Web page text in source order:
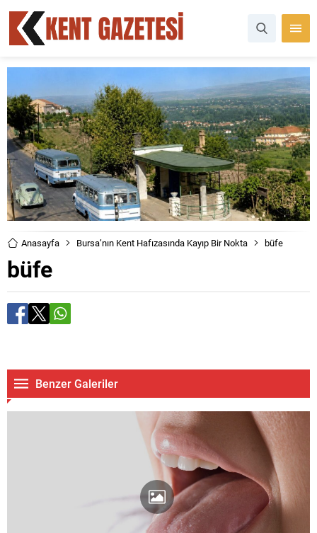
Anasayfa Bursa’nın Kent Hafızasında Kayıp Bir Nokta büfe
büfe
Benzer Galeriler